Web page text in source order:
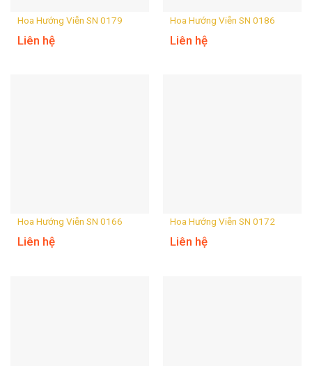
Hoa Hướng Viễn SN 0179
Liên hệ
Hoa Hướng Viễn SN 0186
Liên hệ
Hoa Hướng Viễn SN 0166
Liên hệ
Hoa Hướng Viễn SN 0172
Liên hệ